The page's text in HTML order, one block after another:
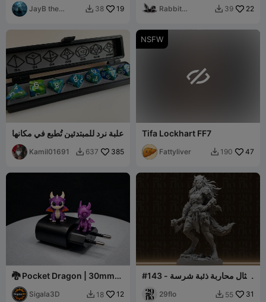
JayB the
 38 19
Rabbit
 39 22
علبة نرد للمبتدئين تُطبع في مكانها
Kamil01691  637 385
NSFW

Tifa Lockhart FF7
Fattyliver  190 47
🐉 Pocket Dragon | 30mm
Tabletop Miniature
Sigala3D  18 12
#143 تمثال محاربة ذئبة شرسة -
29flo  55 31